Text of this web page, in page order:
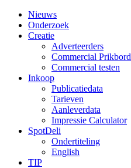
Nieuws
Onderzoek
Creatie
Adverteerders
Commercial Prikbord
Commercial testen
Inkoop
Publicatiedata
Tarieven
Aanleverdata
Impressie Calculator
SpotDeli
Ondertiteling
English
TIP